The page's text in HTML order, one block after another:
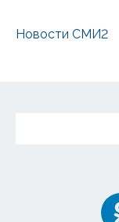
Новости СМИ2